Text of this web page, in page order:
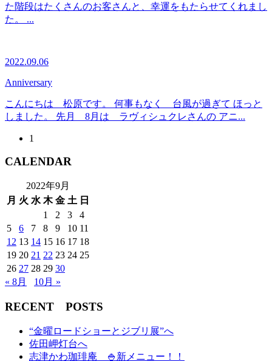
た階段はたくさんのお客さんと、幸運をもたらせてくれまし
た。 ...
2022.09.06
Anniversary
こんにちは 松原です。 何事もなく 台風が過ぎて ほっと
しました。 先月 8月は ラヴィシュクレさんの アニ...
1
CALENDAR
2022年9月
月 火 水 木 金 土 日
1
2 3
4
5
6 7 8 9 10 11
12 13 14 15 16 17 18
19 20 21 22 23 24 25
26 27 28 29 30
« 8月
10月 »
RECENT POSTS
“金曜ロードショーとジブリ展”へ
佐田岬灯台へ
志津かわ珈琲庵 🍚新メニュー！！